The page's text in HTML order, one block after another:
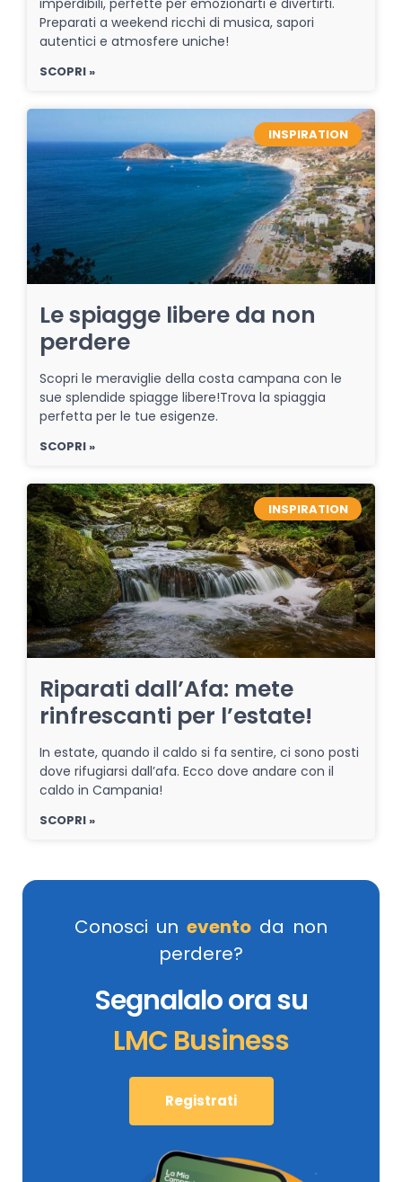
imperdibili, perfette per emozionarti e divertirti.
Preparati a weekend ricchi di musica, sapori
autentici e atmosfere uniche!
SCOPRI »
INSPIRATION
Le spiagge libere da non
perdere
Scopri le meraviglie della costa campana con le
sue splendide spiagge libere!Trova la spiaggia
perfetta per le tue esigenze.
SCOPRI »
INSPIRATION
Riparati dall’Afa: mete
rinfrescanti per l’estate!
In estate, quando il caldo si fa sentire, ci sono posti
dove rifugiarsi dall’afa. Ecco dove andare con il
caldo in Campania!
SCOPRI »
Conosci un evento da non
perdere?
Segnalalo ora su
LMC Business
Registrati